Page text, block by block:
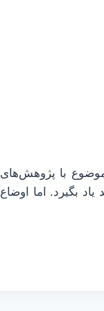
با پژوهش‌های
بگیرد. اما اوضاع